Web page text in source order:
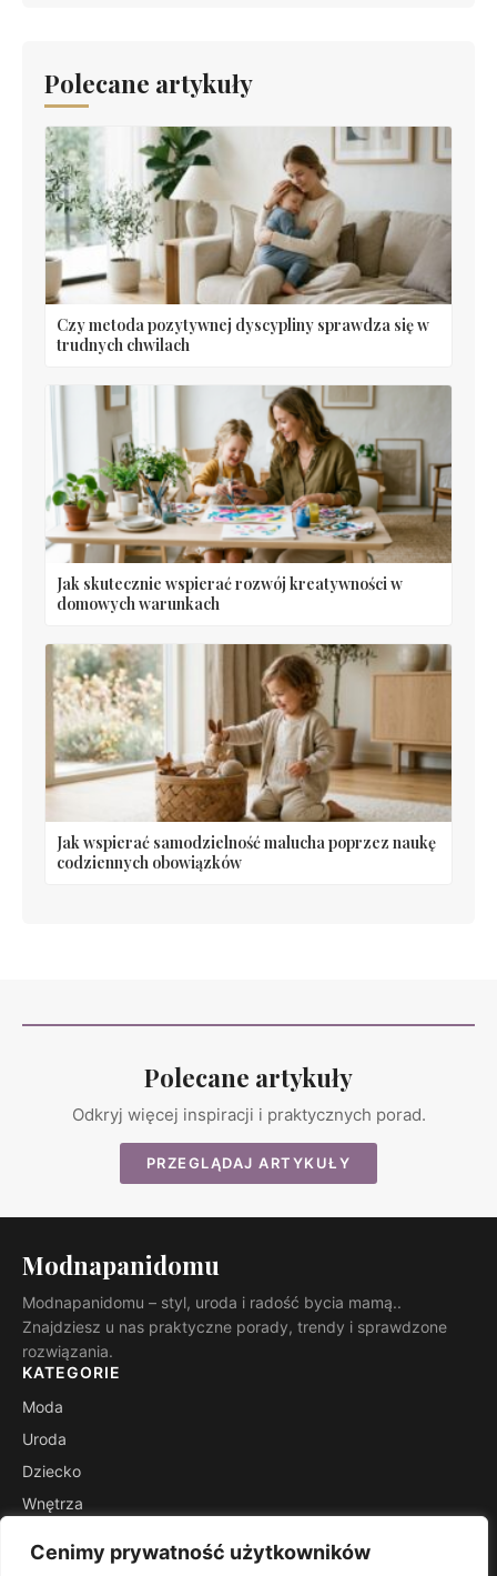
Cenimy prywatność użytkowników
Polecane artykuły
Czy metoda pozytywnej dyscypliny sprawdza się w
trudnych chwilach
Jak skutecznie wspierać rozwój kreatywności w
domowych warunkach
Jak wspierać samodzielność malucha poprzez naukę
codziennych obowiązków
Polecane artykuły
Odkryj więcej inspiracji i praktycznych porad.
PRZEGLĄDAJ ARTYKUŁY
Modnapanidomu
Modnapanidomu – styl, uroda i radość bycia mamą..
Znajdziesz u nas praktyczne porady, trendy i sprawdzone
rozwiązania.
KATEGORIE
Moda
Uroda
Dziecko
Wnętrza